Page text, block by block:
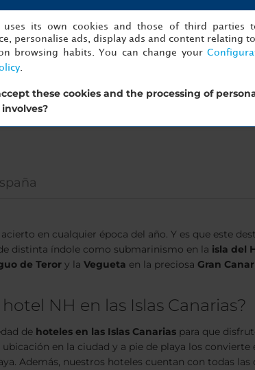
Mostrar
en cualquier época del año. Y es que este
distinta índole como submarinismo en la isla del
de Teror y la Vegueta en la preciosa Gran
NH en las Islas Canarias?
de hoteles en las Islas Canarias para que
en la ciudad y a pie de playa los
Además, nuestros hoteles cuentan con todas
uses its own cookies and those of third parties
personalise ads, display ads and content relating
browsing habits. You can change your
.
these cookies and the processing of